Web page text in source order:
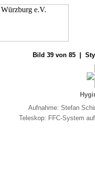
Bild 39 von 85 |
Aufnahme: Stefan
Teleskop: FFC-System